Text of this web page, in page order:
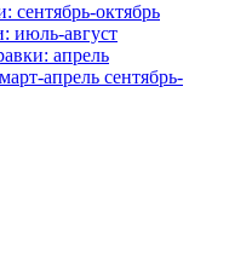
сентябрь-октябрь
июль-август
апрель
март-апрель сентябрь-